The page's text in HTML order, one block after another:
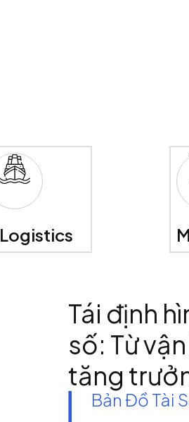
Logistics
Tái định
số: Từ
tăng
Bản Đồ Tài